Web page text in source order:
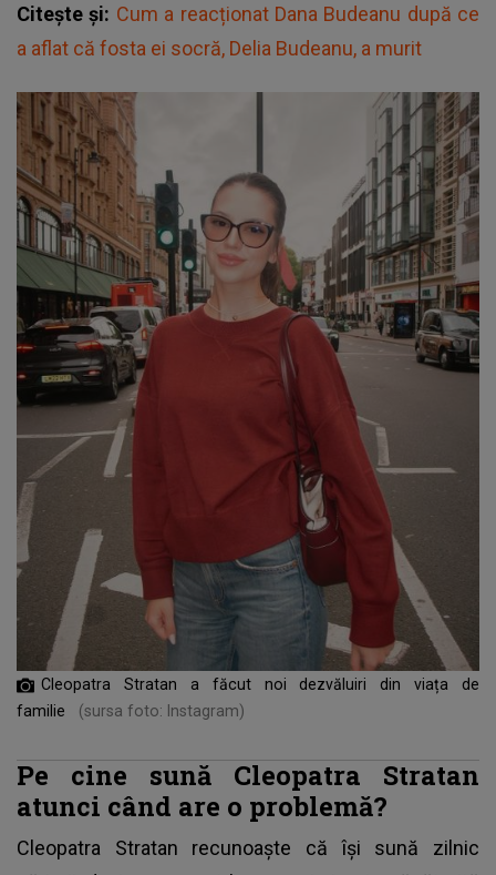
Citește și: Cum a reacționat Dana Budeanu după ce
a aflat că fosta ei socră, Delia Budeanu, a murit
Cleopatra Stratan a făcut noi dezvăluiri din viața de
familie
(sursa foto: Instagram)
Pe cine sună Cleopatra Stratan
atunci când are o problemă?
Cleopatra Stratan recunoaște că își sună zilnic